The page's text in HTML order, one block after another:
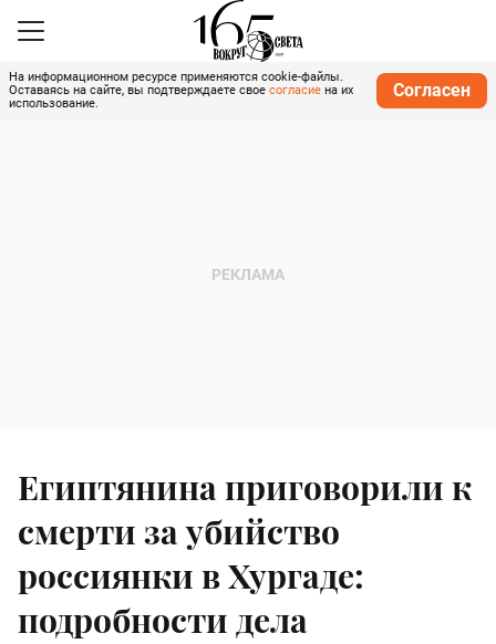
На информационном ресурсе применяются cookie-файлы.
Оставаясь на сайте, вы подтверждаете свое согласие на их
использование.
Согласен
Египтянина приговорили к
смерти за убийство
россиянки в Хургаде:
подробности дела